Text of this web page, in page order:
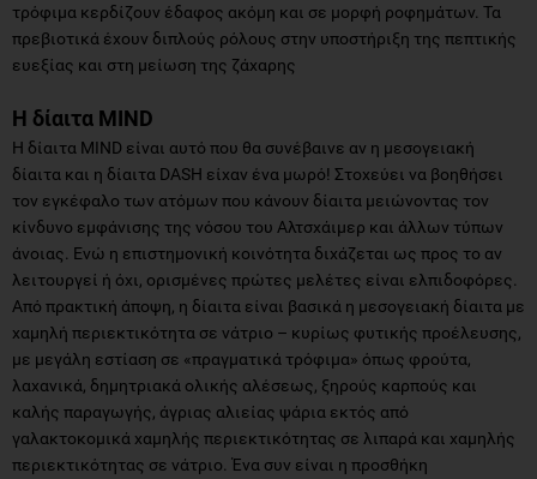
τρόφιμα κερδίζουν έδαφος ακόμη και σε μορφή ροφημάτων. Τα
πρεβιοτικά έχουν διπλούς ρόλους στην υποστήριξη της πεπτικής
ευεξίας και στη μείωση της ζάχαρης
Η δίαιτα MIND
Η δίαιτα MIND είναι αυτό που θα συνέβαινε αν η μεσογειακή
δίαιτα και η δίαιτα DASH είχαν ένα μωρό! Στοχεύει να βοηθήσει
τον εγκέφαλο των ατόμων που κάνουν δίαιτα μειώνοντας τον
κίνδυνο εμφάνισης της νόσου του Αλτσχάιμερ και άλλων τύπων
άνοιας. Ενώ η επιστημονική κοινότητα διχάζεται ως προς το αν
λειτουργεί ή όχι, ορισμένες πρώτες μελέτες είναι ελπιδοφόρες.
Από πρακτική άποψη, η δίαιτα είναι βασικά η μεσογειακή δίαιτα με
χαμηλή περιεκτικότητα σε νάτριο – κυρίως φυτικής προέλευσης,
με μεγάλη εστίαση σε «πραγματικά τρόφιμα» όπως φρούτα,
λαχανικά, δημητριακά ολικής αλέσεως, ξηρούς καρπούς και
καλής παραγωγής, άγριας αλιείας ψάρια εκτός από
γαλακτοκομικά χαμηλής περιεκτικότητας σε λιπαρά και χαμηλής
περιεκτικότητας σε νάτριο. Ένα συν είναι η προσθήκη